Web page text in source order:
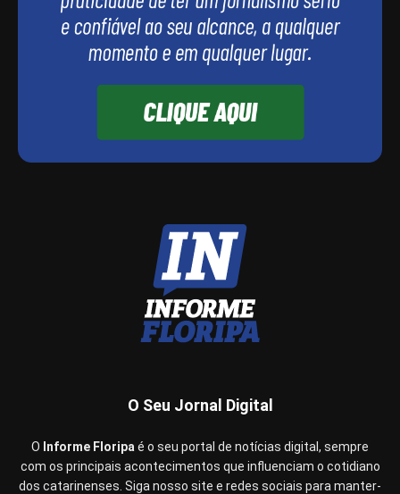
O Seu Jornal Digital
O Informe Floripa é o seu portal de notícias digital, sempre
com os principais acontecimentos que influenciam o cotidiano
dos catarinenses. Siga nosso site e redes sociais para manter-